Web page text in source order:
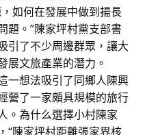
如何在發展中做到揚長
題。”陳家坪村黨支部書
引了不少周邊群眾，讓大
展文旅產業的潛力。
一想法吸引了同鄉人陳興
營了一家頗具規模的旅行
。為什么選擇小村陳家
“陳家坪村距離張家界核